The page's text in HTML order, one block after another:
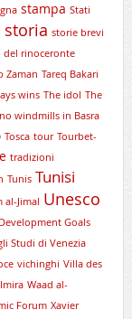
stampa Stati
storia storie brevi
del rinoceronte
Zaman Tareq Bakari
wins The idol The
windmills in Basra
Tosca tour Tourbet-
tradizioni
Tunis Tunisi
al-Jimal Unesco
Goals
Studi di Venezia
vichinghi Villa des
Waad al-
Forum Xavier